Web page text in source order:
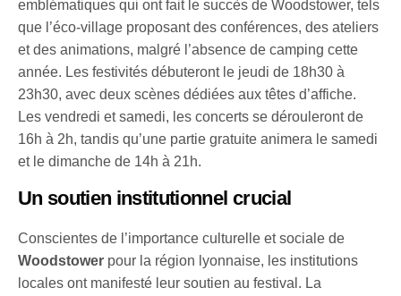
emblématiques qui ont fait le succès de Woodstower, tels
que l’éco-village proposant des conférences, des ateliers
et des animations, malgré l’absence de camping cette
année. Les festivités débuteront le jeudi de 18h30 à
23h30, avec deux scènes dédiées aux têtes d’affiche.
Les vendredi et samedi, les concerts se dérouleront de
16h à 2h, tandis qu’une partie gratuite animera le samedi
et le dimanche de 14h à 21h.
Un soutien institutionnel crucial
Conscientes de l’importance culturelle et sociale de
Woodstower pour la région lyonnaise, les institutions
locales ont manifesté leur soutien au festival. La